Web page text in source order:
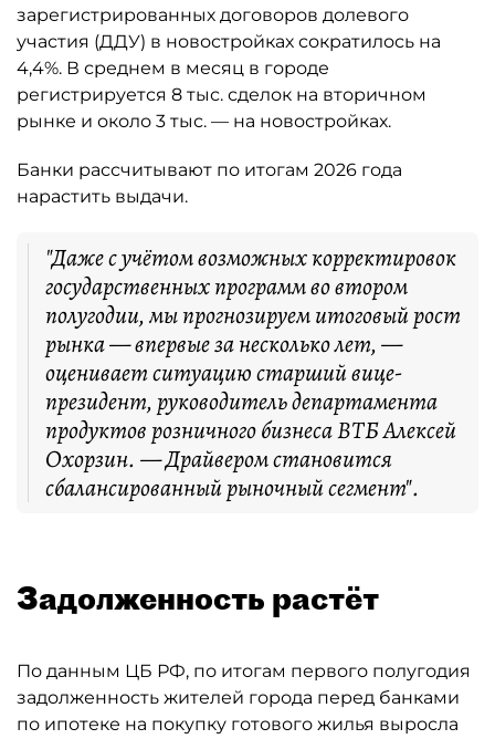
зарегистрированных договоров долевого
участия (ДДУ) в новостройках сократилось на
4,4%. В среднем в месяц в городе
регистрируется 8 тыс. сделок на вторичном
рынке и около 3 тыс. — на новостройках.
Банки рассчитывают по итогам 2026 года
нарастить выдачи.
"Даже с учётом возможных корректировок
государственных программ во втором
полугодии, мы прогнозируем итоговый рост
рынка — впервые за несколько лет, —
оценивает ситуацию старший вице-
президент, руководитель департамента
продуктов розничного бизнеса ВТБ Алексей
Охорзин. — Драйвером становится
сбалансированный рыночный сегмент".
Задолженность растёт
По данным ЦБ РФ, по итогам первого полугодия
задолженность жителей города перед банками
по ипотеке на покупку готового жилья выросла